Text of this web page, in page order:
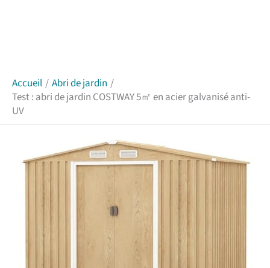
Accueil
Abri de jardin
Test : abri de jardin COSTWAY 5㎡ en acier galvanisé anti-
UV